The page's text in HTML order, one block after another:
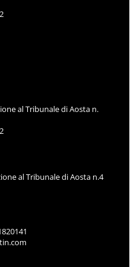
al Tribunale di Aosta n.
al Tribunale di Aosta n.4